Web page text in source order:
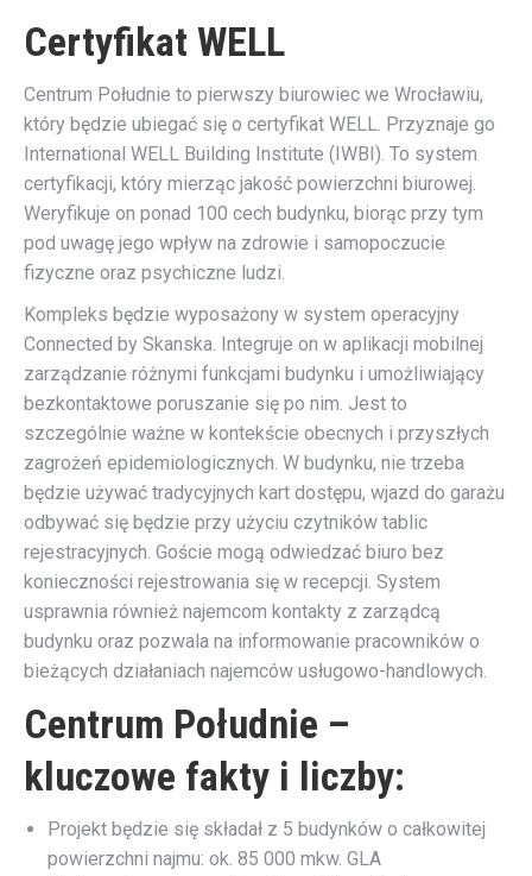
Certyfikat WELL
Centrum Południe to pierwszy biurowiec we Wrocławiu,
który będzie ubiegać się o certyfikat WELL. Przyznaje go
International WELL Building Institute (IWBI). To system
certyfikacji, który mierząc jakość powierzchni biurowej.
Weryfikuje on ponad 100 cech budynku, biorąc przy tym
pod uwagę jego wpływ na zdrowie i samopoczucie
fizyczne oraz psychiczne ludzi.
Kompleks będzie wyposażony w system operacyjny
Connected by Skanska. Integruje on w aplikacji mobilnej
zarządzanie różnymi funkcjami budynku i umożliwiający
bezkontaktowe poruszanie się po nim. Jest to
szczególnie ważne w kontekście obecnych i przyszłych
zagrożeń epidemiologicznych. W budynku, nie trzeba
będzie używać tradycyjnych kart dostępu, wjazd do garażu
odbywać się będzie przy użyciu czytników tablic
rejestracyjnych. Goście mogą odwiedzać biuro bez
konieczności rejestrowania się w recepcji. System
usprawnia również najemcom kontakty z zarządcą
budynku oraz pozwala na informowanie pracowników o
bieżących działaniach najemców usługowo-handlowych.
Centrum Południe –
kluczowe fakty i liczby:
Projekt będzie się składał z 5 budynków o całkowitej
powierzchni najmu: ok. 85 000 mkw. GLA